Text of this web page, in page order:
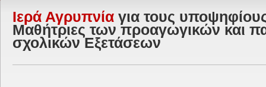
Ιερά Αγρυπνία για τους
Μαθήτριες των προαγωγικών και
σχολικών Εξετάσεων